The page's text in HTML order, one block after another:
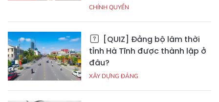
CHÍNH QUYỀN
[QUIZ] Đảng bộ lâm thời
tỉnh Hà Tĩnh được thành lập ở
đâu?
XÂY DỰNG ĐẢNG